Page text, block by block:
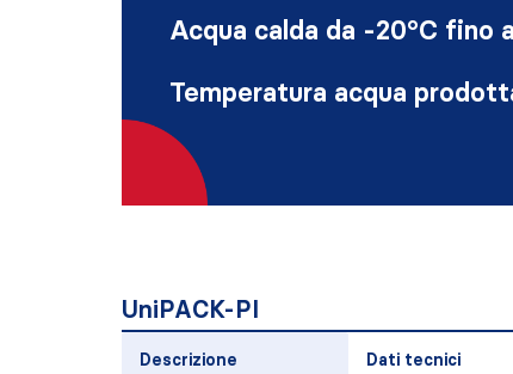
Acqua calda da -20°C fino
Temperatura acqua
UniPACK-PI
Descrizione Dati tecnici